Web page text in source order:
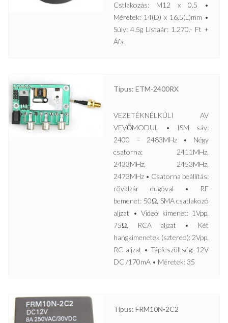
Cstlakozás: M12 x 0.5 •
Méretek: 14(D) x 16.5(L)mm •
Súly: 4.5g Listaár: 1.270.- Ft +
Áfa
Típus: ETM-2400RX
VEZETÉKNÉLKÜLI AV
VEVŐMODUL • ISM sáv:
2400 – 2483MHz • Négy
csatorna: 2411MHz,
2433MHz, 2453MHz,
2473MHz • Csatorna beállítás:
rövidzár dugóval • RF
bemenet: 50Ω, SMA csatlakozó
aljzat • Videó kimenet: 1Vpp,
75Ω, RCA aljzat • Két
hangkimenetek (sztereo): 2Vpp,
RC aljzat • Tápfeszültség: 12V
DC /170mA • Méretek: 35
Típus: FRM10N-2C2